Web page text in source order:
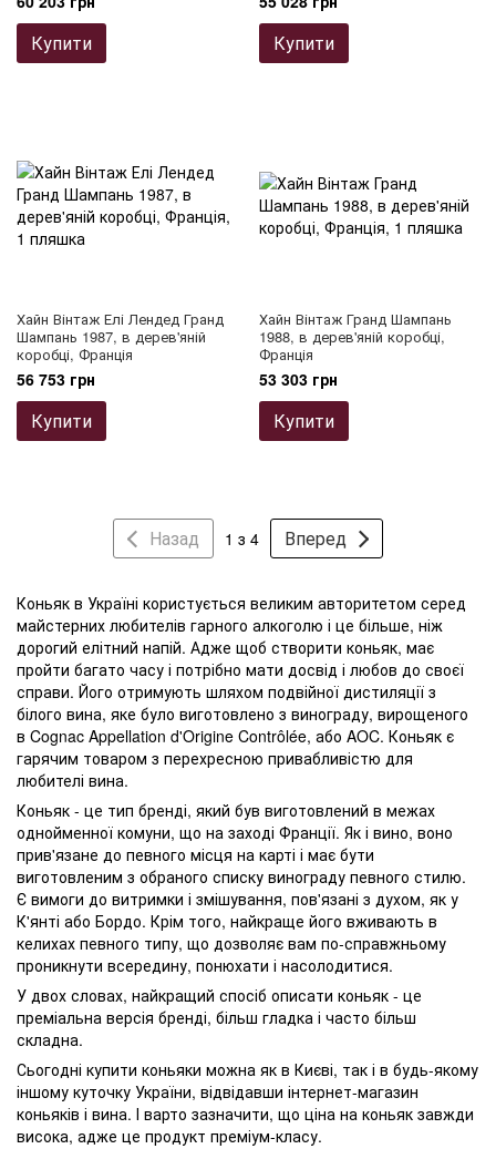
Купити Купити
Хайн Вінтаж Елі Лендед Гранд
Шампань 1987, в дерев'яній
коробці, Франція
56 753 грн
Купити
Хайн Вінтаж Гранд Шампань
1988, в дерев'яній коробці,
Франція
53 303 грн
Купити
Назад 1 з 4 Вперед
Коньяк в Україні користується великим авторитетом серед
майстерних любителів гарного алкоголю і це більше, ніж
дорогий елітний напій. Адже щоб створити коньяк, має
пройти багато часу і потрібно мати досвід і любов до своєї
справи. Його отримують шляхом подвійної дистиляції з
білого вина, яке було виготовлено з винограду, вирощеного
в Cognac Appellation d'Origine Contrôlée, або AOC. Коньяк є
гарячим товаром з перехресною привабливістю для
любителі вина.
Коньяк - це тип бренді, який був виготовлений в межах
однойменної комуни, що на заході Франції. Як і вино, воно
прив'язане до певного місця на карті і має бути
виготовленим з обраного списку винограду певного стилю.
Є вимоги до витримки і змішування, пов'язані з духом, як у
К'янті або Бордо. Крім того, найкраще його вживають в
келихах певного типу, що дозволяє вам по-справжньому
проникнути всередину, понюхати і насолодитися.
У двох словах, найкращий спосіб описати коньяк - це
преміальна версія бренді, більш гладка і часто більш
складна.
Сьогодні купити коньяки можна як в Києві, так і в будь-якому
іншому куточку України, відвідавши інтернет-магазин
коньяків і вина. І варто зазначити, що ціна на коньяк завжди
висока, адже це продукт преміум-класу.